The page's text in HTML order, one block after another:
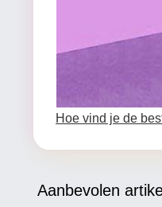
Hoe vind je de
Aanbevolen